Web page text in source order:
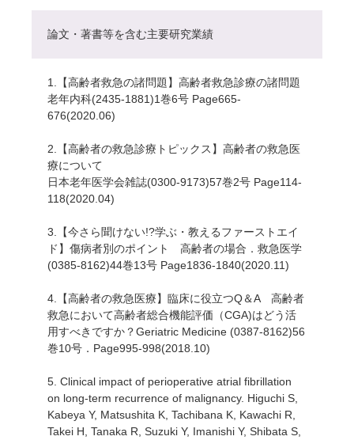
論文・著書等を含む主要研究業績
1.【高齢者救急の諸問題】高齢者救急診療の諸問題
老年内科(2435-1881)1巻6号 Page665-
676(2020.06)
2.【高齢者の救急診療トピックス】高齢者の救急医
療について
日本老年医学会雑誌(0300-9173)57巻2号 Page114-
118(2020.04)
3.【今さら聞けない!?学ぶ・教えるファーストエイ
ド】傷病者別のポイント 高齢者の場合．救急医学
(0385-8162)44巻13号 Page1836-1840(2020.11)
4.【高齢者の救急医療】臨床に役立つQ＆A 高齢者
救急において高齢者総合機能評価（CGA)はどう活
用すべきですか？Geriatric Medicine (0387-8162)56
巻10号．Page995-998(2018.10)
5. Clinical impact of perioperative atrial fibrillation
on long-term recurrence of malignancy. Higuchi S,
Kabeya Y, Matsushita K, Tachibana K, Kawachi R,
Takei H, Tanaka R, Suzuki Y, Imanishi Y, Shibata S,